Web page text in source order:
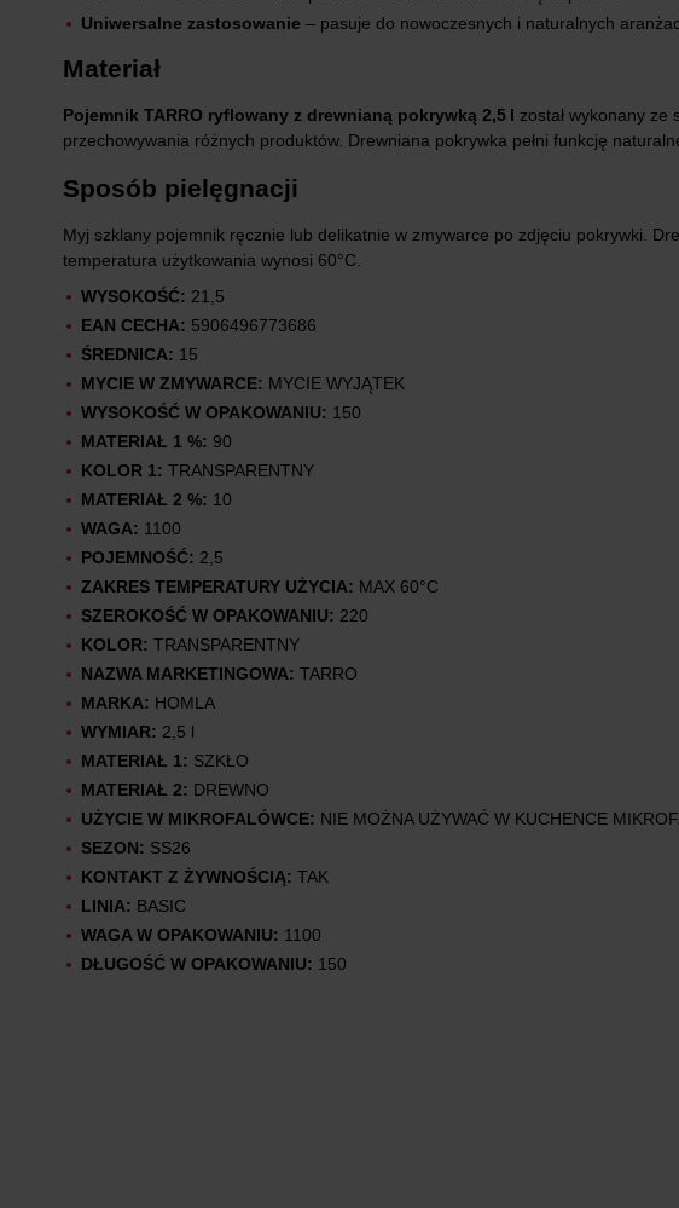
Uniwersalne zastosowanie – pasuje do nowoczesnych i naturalnych
Materiał
Pojemnik TARRO ryflowany z drewnianą pokrywką 2,5 l został wykonany ze
przechowywania różnych produktów. Drewniana pokrywka pełni funkcję
Sposób pielęgnacji
Myj szklany pojemnik ręcznie lub delikatnie w zmywarce po zdjęciu pokrywki.
temperatura użytkowania wynosi 60°C.
WYSOKOŚĆ: 21,5
EAN CECHA: 5906496773686
ŚREDNICA: 15
MYCIE W ZMYWARCE: MYCIE WYJĄTEK
WYSOKOŚĆ W OPAKOWANIU: 150
MATERIAŁ 1 %: 90
KOLOR 1: TRANSPARENTNY
MATERIAŁ 2 %: 10
WAGA: 1100
POJEMNOŚĆ: 2,5
ZAKRES TEMPERATURY UŻYCIA: MAX 60°C
SZEROKOŚĆ W OPAKOWANIU: 220
KOLOR: TRANSPARENTNY
NAZWA MARKETINGOWA: TARRO
MARKA: HOMLA
WYMIAR: 2,5 l
MATERIAŁ 1: SZKŁO
MATERIAŁ 2: DREWNO
UŻYCIE W MIKROFALÓWCE: NIE MOŻNA UŻYWAĆ W KUCHENCE
SEZON: SS26
KONTAKT Z ŻYWNOŚCIĄ: TAK
LINIA: BASIC
WAGA W OPAKOWANIU: 1100
DŁUGOŚĆ W OPAKOWANIU: 150